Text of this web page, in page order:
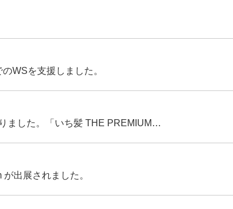
WSを支援しました。
ました。「いち髪 THE PREMIUM…
出展されました。